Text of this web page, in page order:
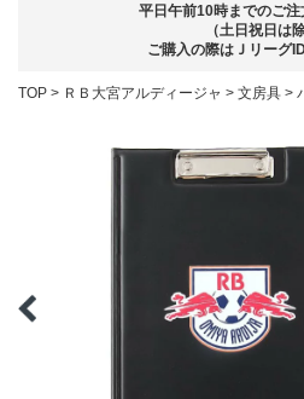
平日午前10時までのご注
（土日祝日は
ご購入の際はＪリーグ
TOP ＲＢ大宮アルディージャ 文房具